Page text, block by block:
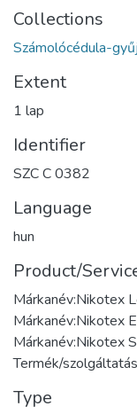
Collections
Számolócédula-
Extent
1 lap
Identifier
SZC C 0382
Language
hun
Product/
Márkanév:Nikotex
Márkanév:Nikotex
Márkanév:Nikotex
Termék/
Type